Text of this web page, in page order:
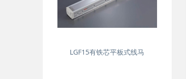
LGF15有铁芯平板式线马